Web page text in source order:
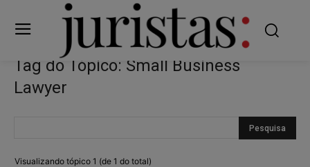
Tag do Tópico: Small Business
Lawyer
Visualizando tópico 1 (de 1 do total)